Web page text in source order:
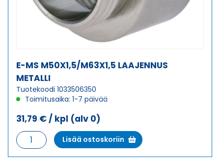
E-MS M50X1,5/M63X1,5 LAAJENNUS
METALLI
Tuotekoodi 1033506350
Toimitusaika: 1-7 päivää
31,79 € / kpl (alv 0)
E-
MS
M50X1,5/M63X1,5
Lisää ostoskoriin